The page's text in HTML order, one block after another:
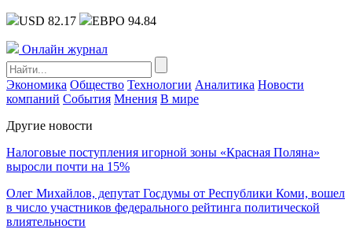
USD 82.17 ЕВРО 94.84
Онлайн журнал
Экономика Общество Технологии Аналитика Новости
компаний События Мнения В мире
Другие новости
Налоговые поступления игорной зоны «Красная Поляна»
выросли почти на 15%
Олег Михайлов, депутат Госдумы от Республики Коми, вошел
в число участников федерального рейтинга политической
влиятельности